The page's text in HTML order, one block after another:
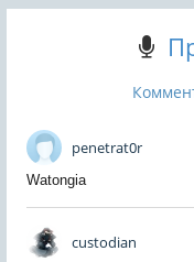
penetrat0r
Watongia
custodian